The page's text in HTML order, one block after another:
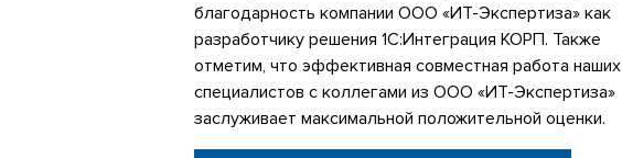
благодарность компании ООО «ИТ-Экспертиза» как
разработчику решения 1С:Интеграция КОРП. Также
отметим, что эффективная совместная работа наших
специалистов с коллегами из ООО «ИТ-Экспертиза»
заслуживает максимальной положительной оценки.